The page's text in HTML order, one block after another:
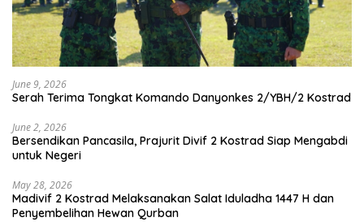
June 9, 2026
Serah Terima Tongkat Komando Danyonkes 2/YBH/2 Kostrad
June 2, 2026
Bersendikan Pancasila, Prajurit Divif 2 Kostrad Siap Mengabdi
untuk Negeri
May 28, 2026
Madivif 2 Kostrad Melaksanakan Salat Iduladha 1447 H dan
Penyembelihan Hewan Qurban